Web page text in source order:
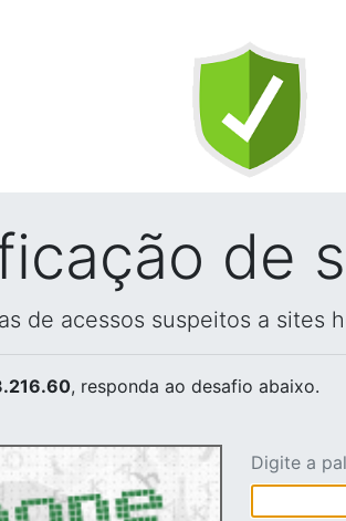
de
de acessos suspeitos a sites
, responda ao desafio abaixo.
Digite a